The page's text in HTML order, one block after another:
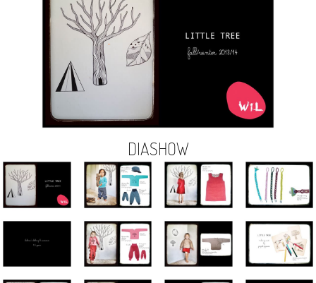
DIASHOW